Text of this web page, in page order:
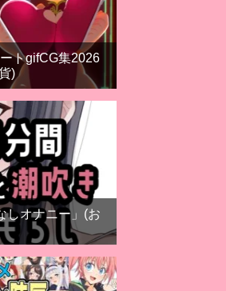
トgifCG集2026
)
しオナニー」(お